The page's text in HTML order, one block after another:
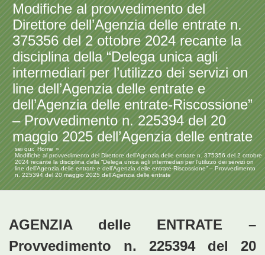
Modifiche al provvedimento del
Direttore dell’Agenzia delle entrate n.
375356 del 2 ottobre 2024 recante la
disciplina della “Delega unica agli
intermediari per l’utilizzo dei servizi on
line dell’Agenzia delle entrate e
dell’Agenzia delle entrate-Riscossione”
– Provvedimento n. 225394 del 20
maggio 2025 dell’Agenzia delle entrate
sei qui:
Home
Modifiche al provvedimento del Direttore dell’Agenzia delle entrate n. 375356 del 2 ottobre
2024 recante la disciplina della “Delega unica agli intermediari per l’utilizzo dei servizi on
line dell’Agenzia delle entrate e dell’Agenzia delle entrate-Riscossione” – Provvedimento
n. 225394 del 20 maggio 2025 dell’Agenzia delle entrate
AGENZIA delle ENTRATE –
Provvedimento n. 225394 del 20